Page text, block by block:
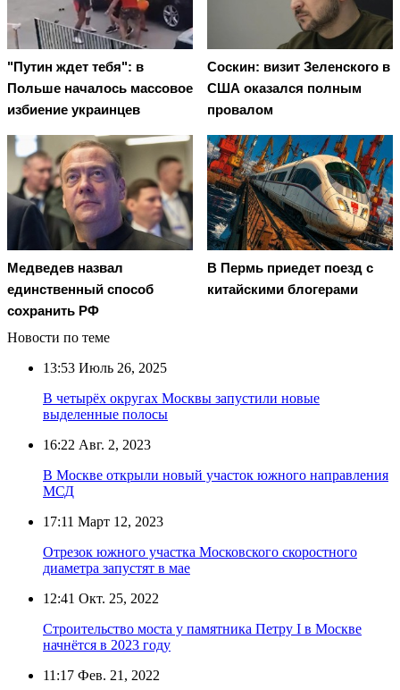
"Путин ждет тебя": в
Польше началось массовое
избиение украинцев
Соскин: визит Зеленского в
США оказался полным
провалом
Медведев назвал
единственный способ
сохранить РФ
В Пермь приедет поезд с
китайскими блогерами
Новости по теме
13:53 Июль 26, 2025
В четырёх округах Москвы запустили новые
выделенные полосы
16:22 Авг. 2, 2023
В Москве открыли новый участок южного направления
МСД
17:11 Март 12, 2023
Отрезок южного участка Московского скоростного
диаметра запустят в мае
12:41 Окт. 25, 2022
Строительство моста у памятника Петру I в Москве
начнётся в 2023 году
11:17 Фев. 21, 2022